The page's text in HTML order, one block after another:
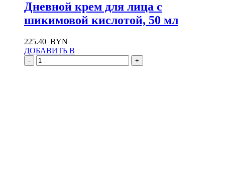
Дневной крем для лица с
шикимовой кислотой, 50 мл
225.40 BYN
ДОБАВИТЬ В
- +